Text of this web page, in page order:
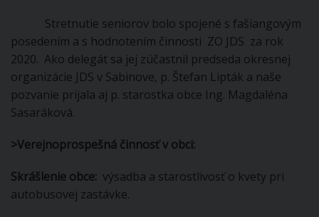
Stretnutie seniorov bolo spojené s fašiangovým
posedením a s hodnotením činnosti ZO JDS za rok
2020. Ako delegát sa jej zúčastnil predseda okresnej
organizácie JDS v Sabinove, p. Štefan Lipták a naše
pozvanie prijala aj p. starostka obce Ing. Magdaléna
Sasaráková.
>Verejnoprospešná činnosť v obci:
Skrášlenie obce: výsadba a starostlivosť o kvety pri
autobusovej zastávke.